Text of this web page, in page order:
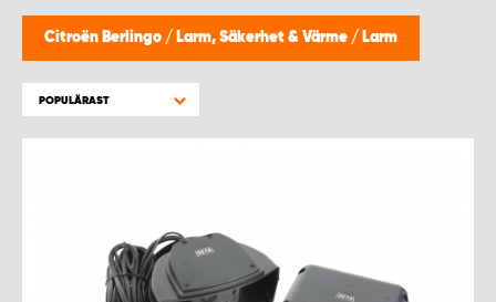
Citroën Berlingo / Larm, Säkerhet & Värme / Larm
POPULÄRAST
WORK SYSTEM KIRUNA